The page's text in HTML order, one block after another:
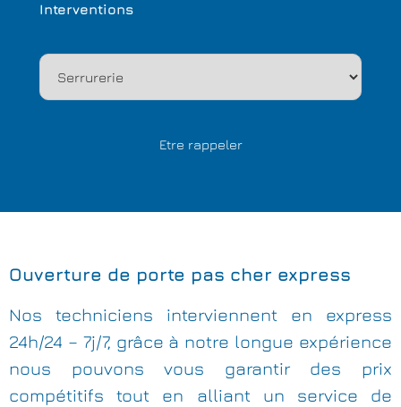
Interventions
Ouverture de porte pas cher express
Nos techniciens interviennent en express
24h/24 – 7j/7, grâce à notre longue expérience
nous pouvons vous garantir des prix
compétitifs tout en alliant un service de